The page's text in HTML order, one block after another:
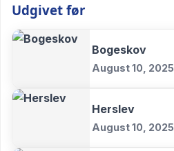
Udgivet før
Bogeskov
August 10, 2025
Herslev
August 10, 2025